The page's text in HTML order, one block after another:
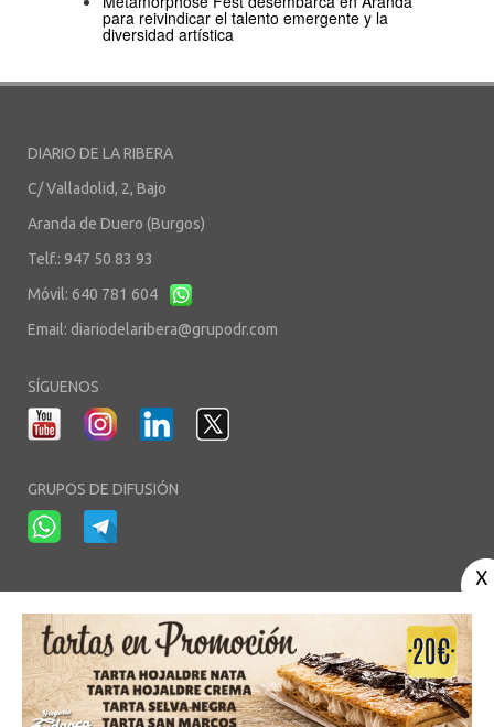
para reivindicar el talento emergente y la
diversidad artística
DIARIO DE LA RIBERA
C/ Valladolid, 2, Bajo
Aranda de Duero (Burgos)
Telf.: 947 50 83 93
Móvil: 640 781 604
Email: diariodelaribera@grupodr.com
SÍGUENOS
GRUPOS DE DIFUSIÓN
Aviso Legal-Política de Privacidad-Política de Cookies-Área privada